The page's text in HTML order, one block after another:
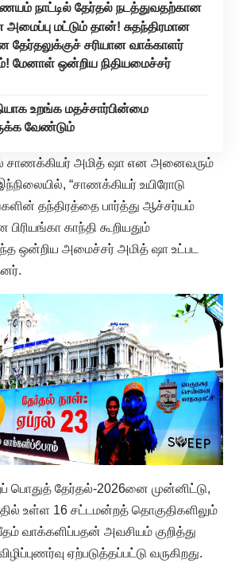
நாட்டில் தேர்தல் நடத்துவதற்கான
அமைப்பு மட்டும் தான்! சுதந்திரமான
தேர்தலுக்குச் சரியான வாக்காளர்
மேனாள் ஒன்றிய நிதியமைச்சர்
உறங்க மதச்சார்பின்மை
வேண்டும்
சாணக்கியர் அமித் ஷா என அனைவரும்
“சாணக்கியர் உயிரோடு
தந்திரத்தை பார்த்து ஆச்சர்யம்
பிரியங்கா காந்தி கூறியதும்
ஒன்றிய அமைச்சர் அமித் ஷா உட்பட
பொதுத் தேர்தல்-2026னை முன்னிட்டு,
உள்ள 16 சட்டமன்றத் தொகுதிகளிலும்
வாக்களிப்பதன் அவசியம் குறித்து
ஏற்படுத்தப்பட்டு வருகிறது.